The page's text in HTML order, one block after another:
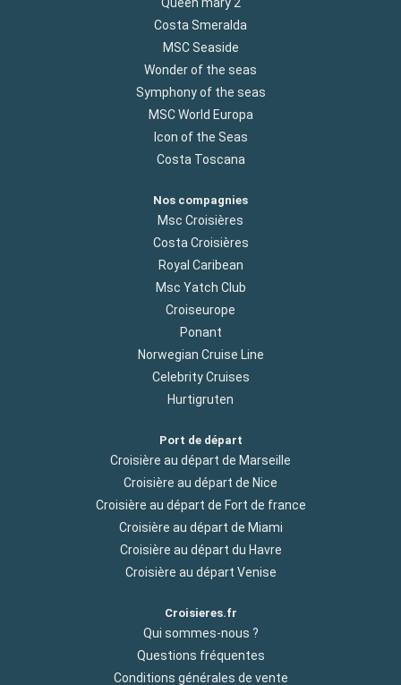
Costa Smeralda
MSC Seaside
Wonder of the seas
Symphony of the seas
MSC World Europa
Icon of the Seas
Costa Toscana
Nos compagnies
Msc Croisières
Costa Croisières
Royal Caribean
Msc Yatch Club
Croiseurope
Ponant
Norwegian Cruise Line
Celebrity Cruises
Hurtigruten
Port de départ
Croisière au départ de Marseille
Croisière au départ de Nice
Croisière au départ de Fort de france
Croisière au départ de Miami
Croisière au départ du Havre
Croisière au départ Venise
Croisieres.fr
Qui sommes-nous ?
Questions fréquentes
Conditions générales de vente